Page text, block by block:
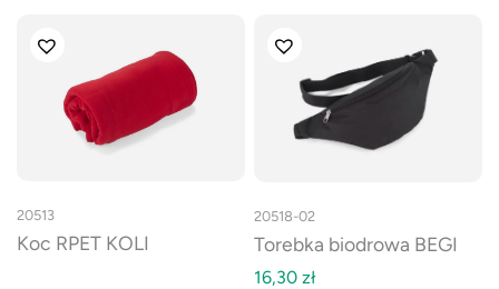
20513
Koc RPET KOLI
20518-02
Torebka biodrowa BEGI
16,30 zł